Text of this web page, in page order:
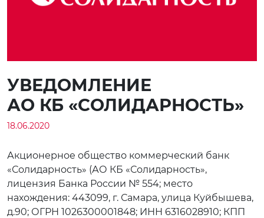
УВЕДОМЛЕНИЕ
АО КБ «СОЛИДАРНОСТЬ»
18.06.2020
Акционерное общество коммерческий банк
«Солидарность» (АО КБ «Солидарность»,
лицензия Банка России № 554; место
нахождения: 443099, г. Самара, улица Куйбышева,
д.90; ОГРН 1026300001848; ИНН 6316028910; КПП